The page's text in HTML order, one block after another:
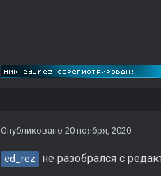
Опубликовано 20 ноября, 2020
ed_rez не разобрался с